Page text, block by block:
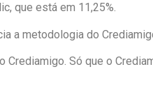
que está em 11,25%.
a metodologia do
Só que o